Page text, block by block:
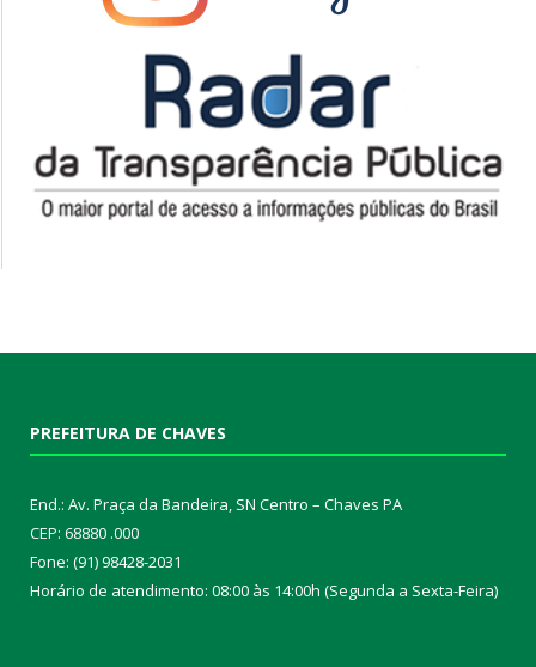
PREFEITURA DE CHAVES
End.: Av. Praça da Bandeira, SN Centro – Chaves PA
CEP: 68880 .000
Fone: (91) 98428-2031
Horário de atendimento: 08:00 às 14:00h (Segunda a Sexta-Feira)